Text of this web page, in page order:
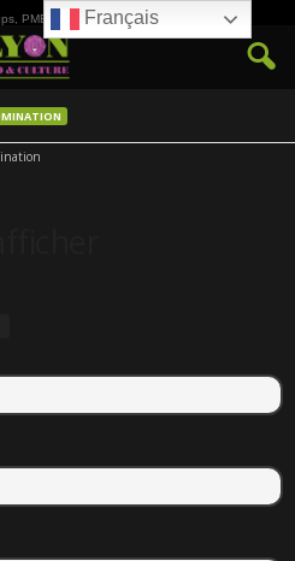
PME, ETI et de la Culture
Français